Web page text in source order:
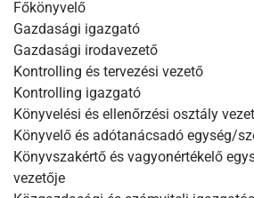
Főkönyvelő
Gazdasági igazgató
Gazdasági irodavezető
Kontrolling és tervezési vezető
Kontrolling igazgató
Könyvelési és ellenőrzési osztály
Könyvelő és adótanácsadó egység/
Könyvszakértő és vagyonértékelő
vezetője